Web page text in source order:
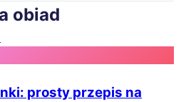
obiad
prosty przepis na